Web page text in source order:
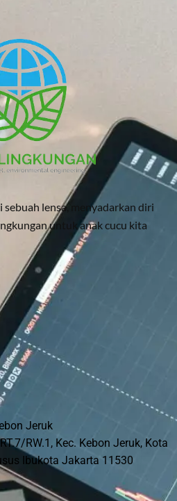
lensa, menyadarkan diri
untuk anak cucu kita
Jeruk
RW.1, Kec. Kebon Jeruk, Kota
Ibukota Jakarta 11530